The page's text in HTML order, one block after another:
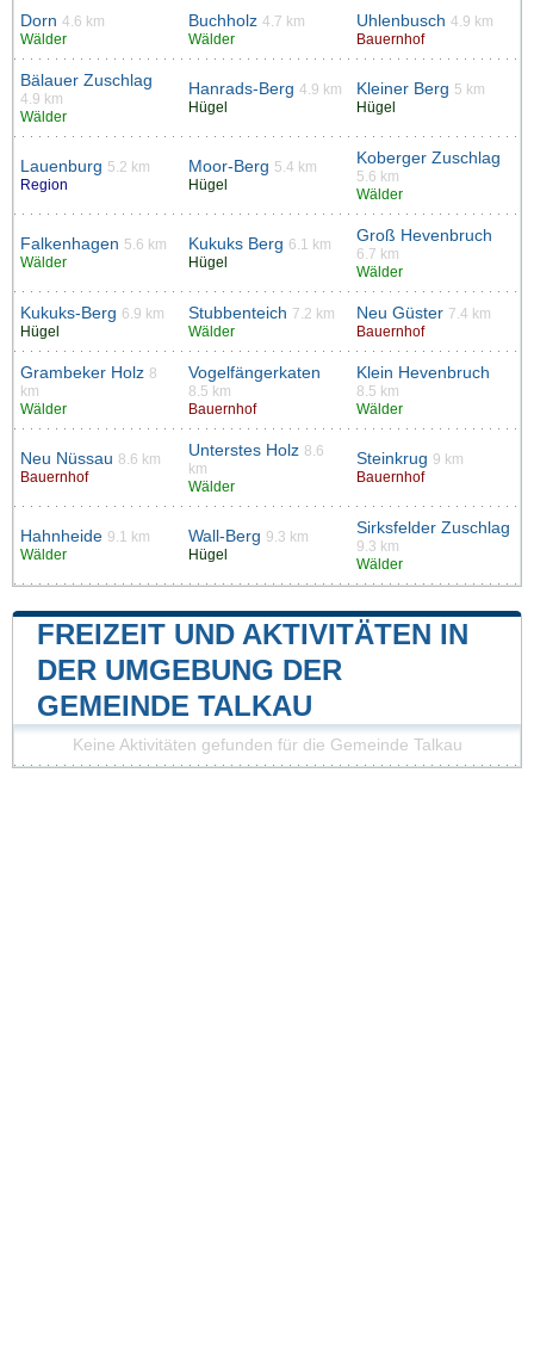
Dorn 4.6 km
Wälder
Buchholz 4.7 km
Wälder
Uhlenbusch 4.9 km
Bauernhof
Bälauer Zuschlag
4.9 km
Wälder
Hanrads-Berg 4.9 km
Hügel
Kleiner Berg 5 km
Hügel
Lauenburg 5.2 km
Region
Moor-Berg 5.4 km
Hügel
Koberger Zuschlag
5.6 km
Wälder
Falkenhagen 5.6 km
Wälder
Kukuks Berg 6.1 km
Hügel
Groß Hevenbruch
6.7 km
Wälder
Kukuks-Berg 6.9 km
Hügel
Stubbenteich 7.2 km
Wälder
Neu Güster 7.4 km
Bauernhof
Grambeker Holz 8
km
Wälder
Vogelfängerkaten
8.5 km
Bauernhof
Klein Hevenbruch
8.5 km
Wälder
Neu Nüssau 8.6 km
Bauernhof
Unterstes Holz 8.6
km
Wälder
Steinkrug 9 km
Bauernhof
Hahnheide 9.1 km
Wälder
Wall-Berg 9.3 km
Hügel
Sirksfelder Zuschlag
9.3 km
Wälder
FREIZEIT UND AKTIVITÄTEN IN
DER UMGEBUNG DER
GEMEINDE TALKAU
Keine Aktivitäten gefunden für die Gemeinde Talkau